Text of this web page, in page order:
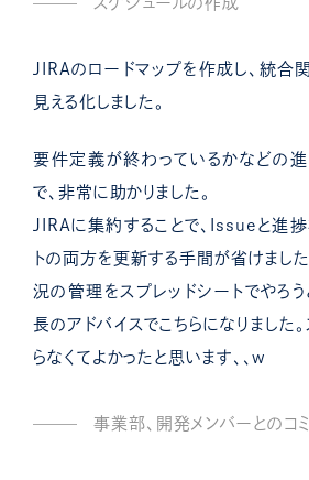
JIRAのロードマップを作成し、統合
見える化しました。
要件定義が終わっているかなどの
で、非常に助かりました。
JIRAに集約することで、Issueと進
トの両方を更新する手間が省けました
況の管理をスプレッドシートでやろう
長のアドバイスでこちらになりました
らなくてよかったと思います、、w
事業部、開発メンバーとのコ